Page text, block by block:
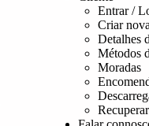
Entrar /
Criar
Detalhes
Métodos
Moradas